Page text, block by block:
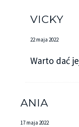
VICKY
22 maja 2022
Warto dać
ANIA
17 maja 2022